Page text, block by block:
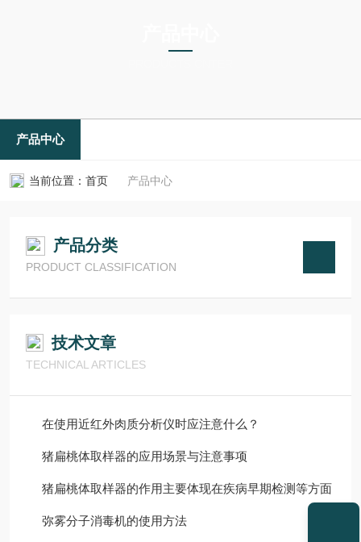
产品中心
当前位置： 首页 产品中心
产品分类
PRODUCT CLASSIFICATION
技术文章
TECHNICAL ARTICLES
在使用近红外肉质分析仪时应注意什么？
猪扁桃体取样器的应用场景与注意事项
猪扁桃体取样器的作用主要体现在疾病早期检测等方面
弥雾分子消毒机的使用方法